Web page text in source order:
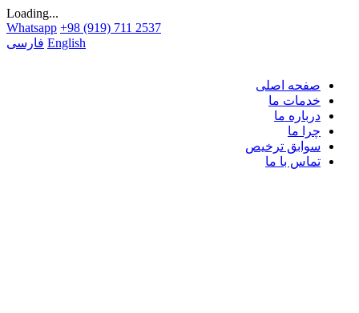
Loading...
Whatsapp +98 (919) 711 2537
فارسی English
صفحه اصلی
خدمات ما
درباره ما
چرا ما
سوابق ترخیص
تماس با ما